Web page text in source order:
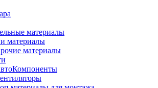
материалы
материалы
материалы